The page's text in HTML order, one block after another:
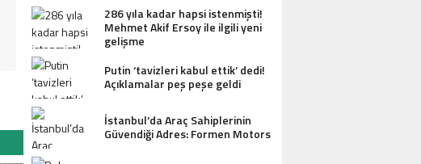
286 yıla kadar hapsi istenmişti!
Mehmet Akif Ersoy ile ilgili yeni
gelişme
Putin ‘tavizleri kabul ettik’ dedi!
Açıklamalar peş peşe geldi
İstanbul’da Araç Sahiplerinin
Güvendiği Adres: Formen Motors